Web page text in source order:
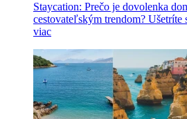
Staycation: Prečo je dovolenka
cestovateľským trendom? Ušetríte
viac